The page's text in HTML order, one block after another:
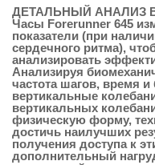
ДЕТАЛЬНЫЙ АНАЛИЗ
Часы Forerunner 645
показатели (при
сердечного ритма),
анализировать
Анализируя
частота шагов, время и
вертикальные
вертикальных
физическую форму,
достичь наилучших
получения доступа к
дополнительный